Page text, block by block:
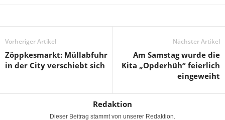
Vorheriger Artikel
Zöppkesmarkt: Müllabfuhr
in der City verschiebt sich
Nächster Artikel
Am Samstag wurde die
Kita „Opderhüh“ feierlich
eingeweiht
Redaktion
Dieser Beitrag stammt von unserer Redaktion.